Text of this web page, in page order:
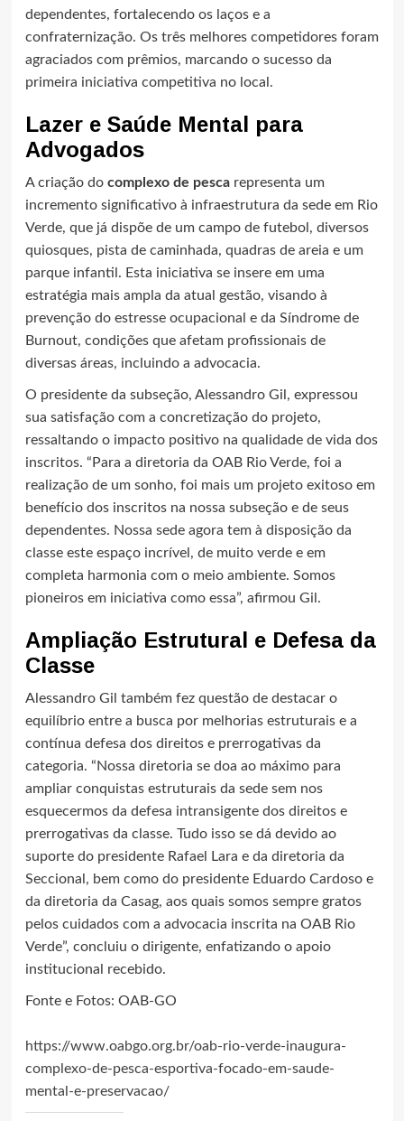
dependentes, fortalecendo os laços e a
confraternização. Os três melhores competidores foram
agraciados com prêmios, marcando o sucesso da
primeira iniciativa competitiva no local.
Lazer e Saúde Mental para
Advogados
A criação do complexo de pescarepresenta um
incremento significativo à infraestrutura da sede em Rio
Verde, que já dispõe de um campo de futebol, diversos
quiosques, pista de caminhada, quadras de areia e um
parque infantil. Esta iniciativa se insere em uma
estratégia mais ampla da atual gestão, visando à
prevenção do estresse ocupacional e da Síndrome de
Burnout, condições que afetam profissionais de
diversas áreas, incluindo a advocacia.
O presidente da subseção, Alessandro Gil, expressou
sua satisfação com a concretização do projeto,
ressaltando o impacto positivo na qualidade de vida dos
inscritos. “Para a diretoria da OAB Rio Verde, foi a
realização de um sonho, foi mais um projeto exitoso em
benefício dos inscritos na nossa subseção e de seus
dependentes. Nossa sede agora tem à disposição da
classe este espaço incrível, de muito verde e em
completa harmonia com o meio ambiente. Somos
pioneiros em iniciativa como essa”, afirmou Gil.
Ampliação Estrutural e Defesa da
Classe
Alessandro Gil também fez questão de destacar o
equilíbrio entre a busca por melhorias estruturais e a
contínua defesa dos direitos e prerrogativas da
categoria. “Nossa diretoria se doa ao máximo para
ampliar conquistas estruturais da sede sem nos
esquecermos da defesa intransigente dos direitos e
prerrogativas da classe. Tudo isso se dá devido ao
suporte do presidente Rafael Lara e da diretoria da
Seccional, bem como do presidente Eduardo Cardoso e
da diretoria da Casag, aos quais somos sempre gratos
pelos cuidados com a advocacia inscrita na OAB Rio
Verde”, concluiu o dirigente, enfatizando o apoio
institucional recebido.
Fonte e Fotos: OAB-GO
https://www.oabgo.org.br/oab-rio-verde-inaugura-
complexo-de-pesca-esportiva-focado-em-saude-
mental-e-preservacao/